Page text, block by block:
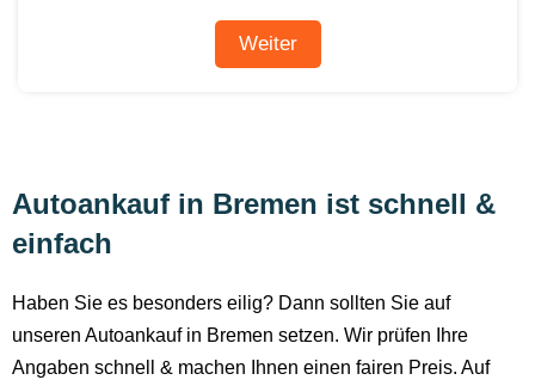
Autoankauf in Bremen ist schnell &
einfach
Haben Sie es besonders eilig? Dann sollten Sie auf
unseren Autoankauf in Bremen setzen. Wir prüfen Ihre
Angaben schnell & machen Ihnen einen fairen Preis. Auf